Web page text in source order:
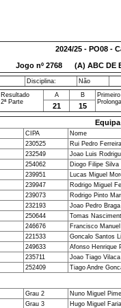
2024/25 - PO08 -
Jogo nº 2768 (A) ABC DE
Disciplina: Não
Resultado
2ª Parte
A B
Primeiro
21 15
CIPA
Nome
230525
Rui Pedro
232549
Joao Luis
254062
Diogo Filipe Silva
239951
Lucas Miguel
239947
Rodrigo Miguel
239073
Rodrigo Pinto
232193
Joao Pedro
250644
Tomas
246676
Francisco
221533
Goncalo Santos
249633
Afonso Henrique
235711
Joao Tiago
252409 Tiago Andre
Grau 2
Nuno Miguel
Grau 3
Hugo Miguel